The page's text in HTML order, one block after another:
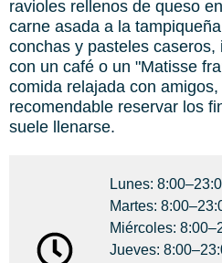
ravioles rellenos de queso
carne asada a la
conchas y pasteles
con un café o un "Matisse
comida relajada con
recomendable reservar los
suele llenarse.
Lunes:
Martes:
Miércoles:
Jueves: